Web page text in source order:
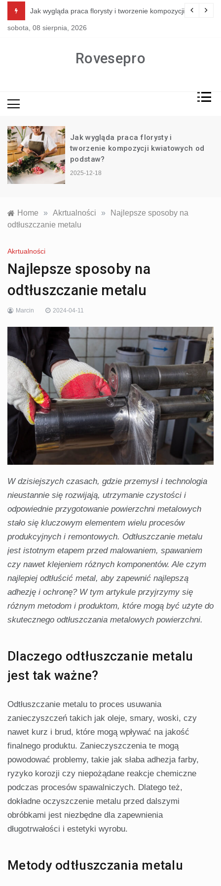
content
kompozycji kwiatowych od podstaw?Jak przeprowadzić remont kuchni
sobota, 08 sierpnia, 2026
Rovesepro
praca florysty i
kompozycji kwiatowych od
18
Home » Akrtualności »
Najlepsze sposoby na
odtłuszczanie metalu
Akrtualności
Najlepsze sposoby na
odtłuszczanie metalu
Marcin 2024-04-11
W dzisiejszych czasach, gdzie przemysł i technologia
nieustannie się rozwijają, utrzymanie czystości i
odpowiednie przygotowanie powierzchni metalowych
stało się kluczowym elementem wielu procesów
produkcyjnych i remontowych. Odtłuszczanie metalu
jest istotnym etapem przed malowaniem, spawaniem
czy nawet klejeniem różnych komponentów. Ale czym
najlepiej odtłuścić metal, aby zapewnić najlepszą
adhezję i ochronę? W tym artykule przyjrzymy się
różnym metodom i produktom, które mogą być użyte do
skutecznego odtłuszczania metalowych powierzchni.
Dlaczego odtłuszczanie metalu
jest tak ważne?
Odtłuszczanie metalu to proces usuwania
zanieczyszczeń takich jak oleje, smary, woski, czy
nawet kurz i brud, które mogą wpływać na jakość
finalnego produktu. Zanieczyszczenia te mogą
powodować problemy, takie jak słaba adhezja farby,
ryzyko korozji czy niepożądane reakcje chemiczne
podczas procesów spawalniczych. Dlatego też,
dokładne oczyszczenie metalu przed dalszymi
obróbkami jest niezbędne dla zapewnienia
długotrwałości i estetyki wyrobu.
Metody odtłuszczania metalu